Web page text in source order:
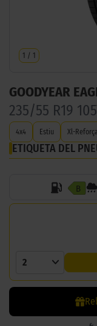
1 / 1
GOODYEAR
235/55 R19
4x4 Estiu Xl-
ETIQUETA DEL
B
2